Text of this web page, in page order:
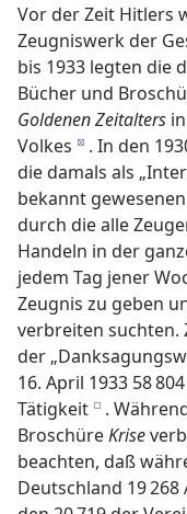
Vor der Zeit Hitlers
Zeugniswerk der
bis 1933 legten die
Bücher und
Goldenen Zeitalters
Volkes d . In den
die damals als
bekannt
durch die alle
Handeln in der
jedem Tag jener
Zeugnis zu geben
verbreiten suchten.
der
16. April 1933 58
Tätigkeit e .
BroschüreKrise
beachten, daß
Deutschland 19